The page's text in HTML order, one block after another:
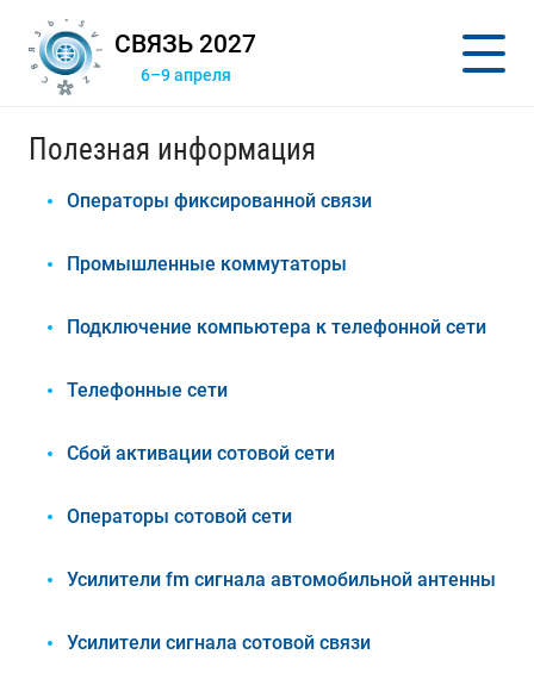
СВЯЗЬ 2027
6–9 апреля
Полезная информация
Операторы фиксированной связи
Промышленные коммутаторы
Подключение компьютера к телефонной сети
Телефонные сети
Сбой активации сотовой сети
Операторы сотовой сети
Усилители fm сигнала автомобильной антенны
Усилители сигнала сотовой связи